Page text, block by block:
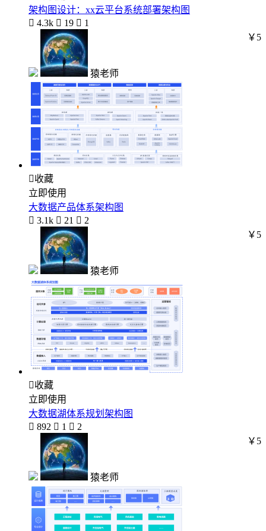
架构图设计：xx云平台系统部署架构图
 4.3k  19  1
猿老师
￥5
收藏
立即使用
大数据产品体系架构图
 3.1k  21  2
猿老师
￥5
收藏
立即使用
大数据湖体系规划架构图
 892  1  2
猿老师
￥5